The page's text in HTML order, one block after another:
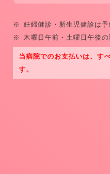
※
妊婦健診・新生児健診は予
※
木曜日午前・土曜日午後
当病院でのお支払いは、す
す。